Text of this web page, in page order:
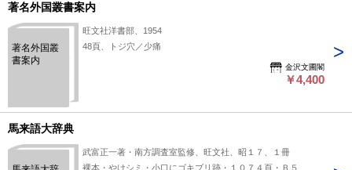
著名外国叢書案内
著名外国叢
書案内
旺文社洋書部、1954
48頁、トジ穴／少痛
金沢文圃閣
￥4,400
馬来語大辞典
武富正一著・南方調査室監修、旺文社、昭１７、１冊
裸本・やけシミ・小口にゴキブリ跡・１０７４頁・Ｂ５